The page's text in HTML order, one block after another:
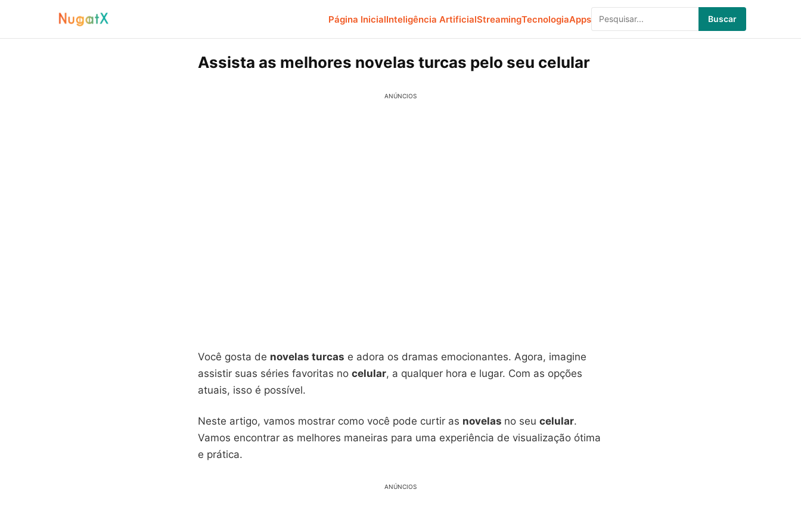
Página InicialInteligência ArtificialStreamingTecnologiaApps Buscar
Assista as melhores novelas turcas pelo seu celular
ANÚNCIOS
Você gosta de novelas turcas e adora os dramas emocionantes. Agora, imagine
assistir suas séries favoritas no celular, a qualquer hora e lugar. Com as opções
atuais, isso é possível.
Neste artigo, vamos mostrar como você pode curtir as novelas no seu celular.
Vamos encontrar as melhores maneiras para uma experiência de visualização ótima
e prática.
ANÚNCIOS